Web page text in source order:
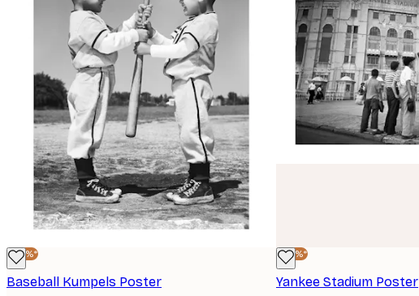
-40%*
Baseball Kumpels Poster
-40%*
Yankee Stadium Poster